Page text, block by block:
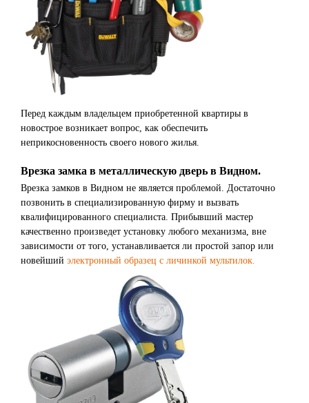
Перед каждым владельцем приобретенной квартиры в
новострое возникает вопрос, как обеспечить
неприкосновенность своего нового жилья.
Врезка замка в металлическую дверь в Видном.
Врезка замков в Видном не является проблемой. Достаточно
позвонить в специализированную фирму и вызвать
квалифицированного специалиста. Прибывший мастер
качественно произведет установку любого механизма, вне
зависимости от того, устанавливается ли простой запор или
новейший электронный образец с личинкой мультилок.